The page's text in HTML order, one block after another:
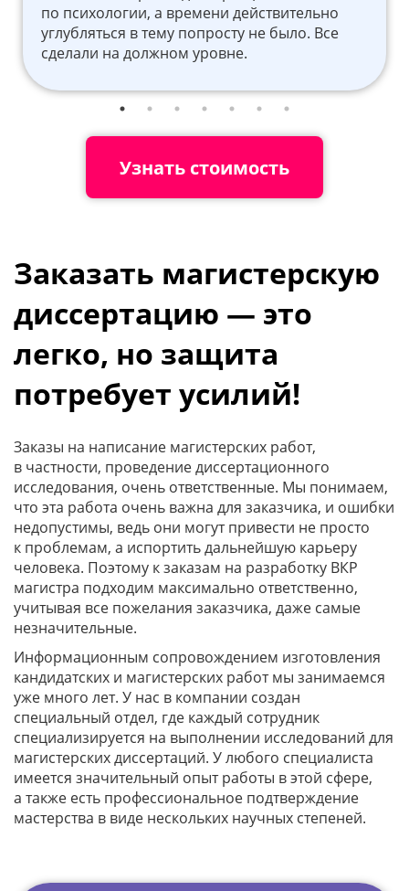
по психологии, а времени действительно
углубляться в тему попросту не было. Все
сделали на должном уровне.
Узнать стоимость
Заказать магистерскую
диссертацию — это
легко, но защита
потребует усилий!
Заказы на написание магистерских работ,
в частности, проведение диссертационного
исследования, очень ответственные. Мы понимаем,
что эта работа очень важна для заказчика, и ошибки
недопустимы, ведь они могут привести не просто
к проблемам, а испортить дальнейшую карьеру
человека. Поэтому к заказам на разработку ВКР
магистра подходим максимально ответственно,
учитывая все пожелания заказчика, даже самые
незначительные.
Информационным сопровождением изготовления
кандидатских и магистерских работ мы занимаемся
уже много лет. У нас в компании создан
специальный отдел, где каждый сотрудник
специализируется на выполнении исследований для
магистерских диссертаций. У любого специалиста
имеется значительный опыт работы в этой сфере,
а также есть профессиональное подтверждение
мастерства в виде нескольких научных степеней.